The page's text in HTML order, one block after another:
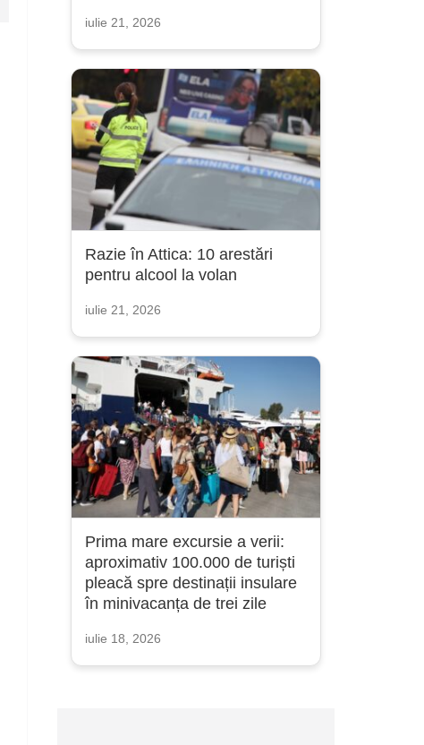
iulie 21, 2026
Razie în Attica: 10 arestări
pentru alcool la volan
iulie 21, 2026
Prima mare excursie a verii:
aproximativ 100.000 de turiști
pleacă spre destinații insulare
în minivacanța de trei zile
iulie 18, 2026